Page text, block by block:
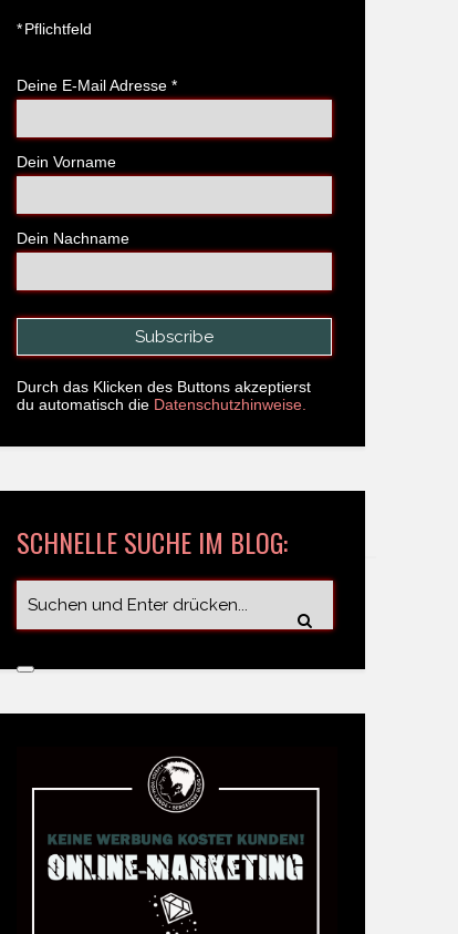
*Pflichtfeld
Deine E-Mail Adresse *
Dein Vorname
Dein Nachname
Durch das Klicken des Buttons akzeptierst
du automatisch die Datenschutzhinweise.
SCHNELLE SUCHE IM BLOG: